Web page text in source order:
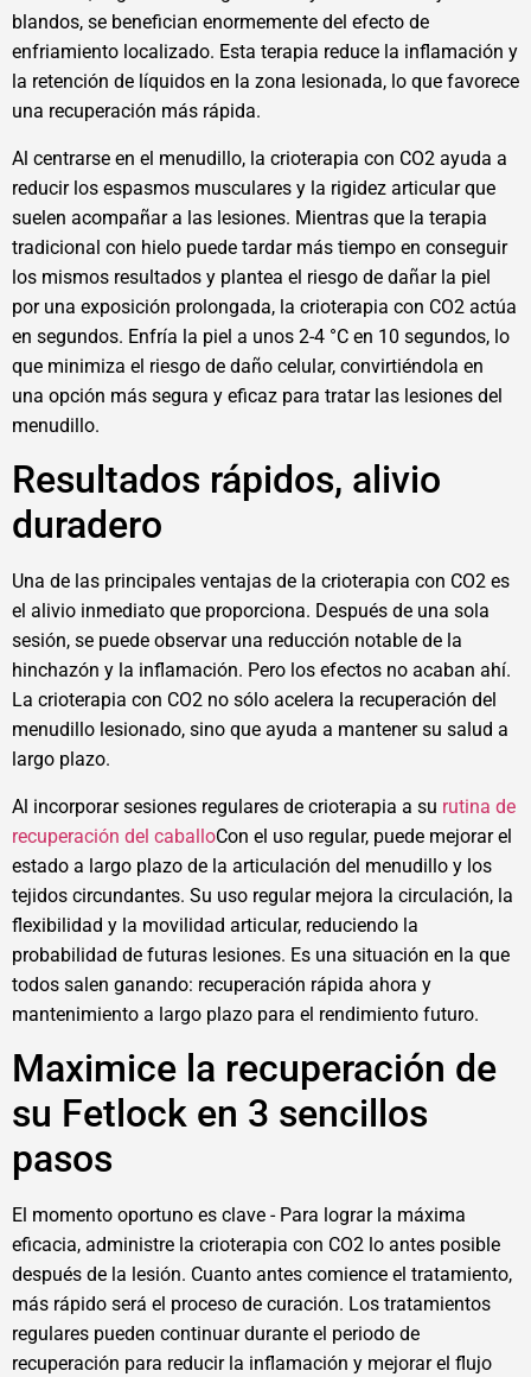
blandos, se benefician enormemente del efecto de
enfriamiento localizado. Esta terapia reduce la inflamación y
la retención de líquidos en la zona lesionada, lo que favorece
una recuperación más rápida.
Al centrarse en el menudillo, la crioterapia con CO2 ayuda a
reducir los espasmos musculares y la rigidez articular que
suelen acompañar a las lesiones. Mientras que la terapia
tradicional con hielo puede tardar más tiempo en conseguir
los mismos resultados y plantea el riesgo de dañar la piel
por una exposición prolongada, la crioterapia con CO2 actúa
en segundos. Enfría la piel a unos 2-4 °C en 10 segundos, lo
que minimiza el riesgo de daño celular, convirtiéndola en
una opción más segura y eficaz para tratar las lesiones del
menudillo.
Resultados rápidos, alivio
duradero
Una de las principales ventajas de la crioterapia con CO2 es
el alivio inmediato que proporciona. Después de una sola
sesión, se puede observar una reducción notable de la
hinchazón y la inflamación. Pero los efectos no acaban ahí.
La crioterapia con CO2 no sólo acelera la recuperación del
menudillo lesionado, sino que ayuda a mantener su salud a
largo plazo.
Al incorporar sesiones regulares de crioterapia a su rutina de
recuperación del caballoCon el uso regular, puede mejorar el
estado a largo plazo de la articulación del menudillo y los
tejidos circundantes. Su uso regular mejora la circulación, la
flexibilidad y la movilidad articular, reduciendo la
probabilidad de futuras lesiones. Es una situación en la que
todos salen ganando: recuperación rápida ahora y
mantenimiento a largo plazo para el rendimiento futuro.
Maximice la recuperación de
su Fetlock en 3 sencillos
pasos
El momento oportuno es clave - Para lograr la máxima
eficacia, administre la crioterapia con CO2 lo antes posible
después de la lesión. Cuanto antes comience el tratamiento,
más rápido será el proceso de curación. Los tratamientos
regulares pueden continuar durante el periodo de
recuperación para reducir la inflamación y mejorar el flujo